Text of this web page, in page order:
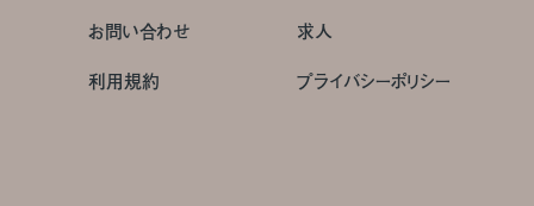
お問い合わせ
求人
利用規約 プライバシーポリシー